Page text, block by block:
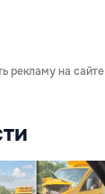
рекламу на сайте